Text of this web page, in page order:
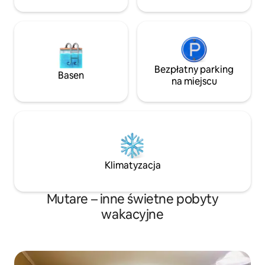
chłodnym górskim powietrzu
Basen
Bezpłatny parking
na miejscu
Klimatyzacja
Mutare – inne świetne pobyty
wakacyjne